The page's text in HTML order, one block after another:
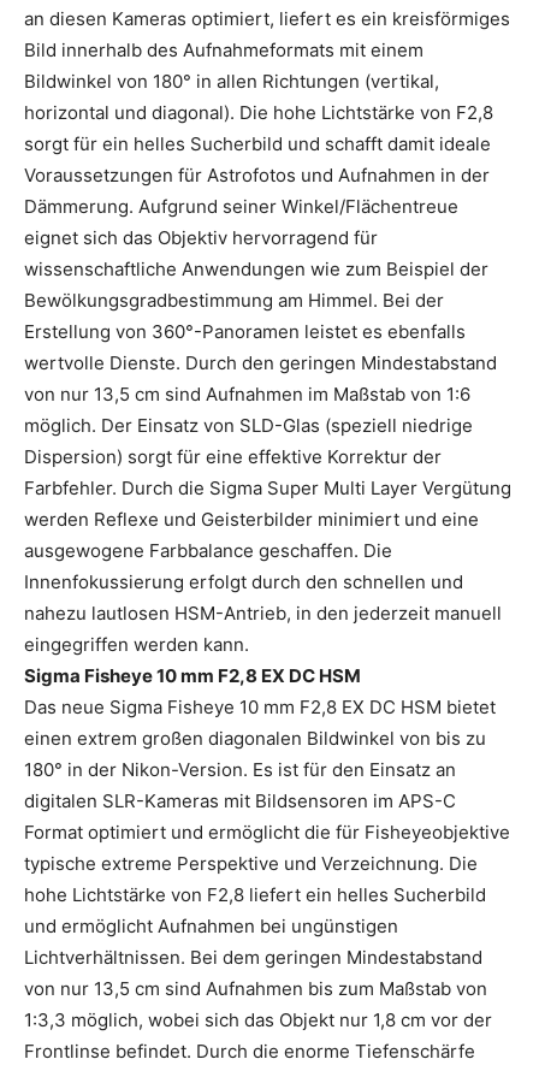
an diesen Kameras optimiert, liefert es ein kreisförmiges
Bild innerhalb des Aufnahmeformats mit einem
Bildwinkel von 180° in allen Richtungen (vertikal,
horizontal und diagonal). Die hohe Lichtstärke von F2,8
sorgt für ein helles Sucherbild und schafft damit ideale
Voraussetzungen für Astrofotos und Aufnahmen in der
Dämmerung. Aufgrund seiner Winkel/Flächentreue
eignet sich das Objektiv hervorragend für
wissenschaftliche Anwendungen wie zum Beispiel der
Bewölkungsgradbestimmung am Himmel. Bei der
Erstellung von 360°-Panoramen leistet es ebenfalls
wertvolle Dienste. Durch den geringen Mindestabstand
von nur 13,5 cm sind Aufnahmen im Maßstab von 1:6
möglich. Der Einsatz von SLD-Glas (speziell niedrige
Dispersion) sorgt für eine effektive Korrektur der
Farbfehler. Durch die Sigma Super Multi Layer Vergütung
werden Reflexe und Geisterbilder minimiert und eine
ausgewogene Farbbalance geschaffen. Die
Innenfokussierung erfolgt durch den schnellen und
nahezu lautlosen HSM-Antrieb, in den jederzeit manuell
eingegriffen werden kann.
Sigma Fisheye 10 mm F2,8 EX DC HSM
Das neue Sigma Fisheye 10 mm F2,8 EX DC HSM bietet
einen extrem großen diagonalen Bildwinkel von bis zu
180° in der Nikon-Version. Es ist für den Einsatz an
digitalen SLR-Kameras mit Bildsensoren im APS-C
Format optimiert und ermöglicht die für Fisheyeobjektive
typische extreme Perspektive und Verzeichnung. Die
hohe Lichtstärke von F2,8 liefert ein helles Sucherbild
und ermöglicht Aufnahmen bei ungünstigen
Lichtverhältnissen. Bei dem geringen Mindestabstand
von nur 13,5 cm sind Aufnahmen bis zum Maßstab von
1:3,3 möglich, wobei sich das Objekt nur 1,8 cm vor der
Frontlinse befindet. Durch die enorme Tiefenschärfe